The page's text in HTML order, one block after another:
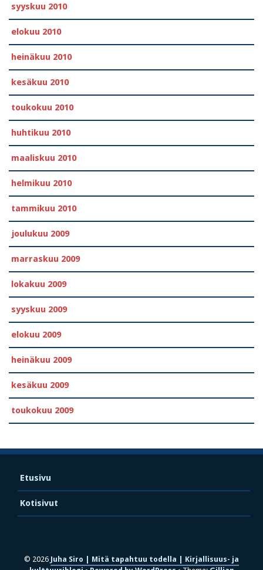
syyskuu 2010
elokuu 2010
heinäkuu 2010
kesäkuu 2010
toukokuu 2010
huhtikuu 2010
maaliskuu 2010
helmikuu 2010
tammikuu 2010
joulukuu 2009
marraskuu 2009
lokakuu 2009
syyskuu 2009
elokuu 2009
heinäkuu 2009
kesäkuu 2009
toukokuu 2009
Etusivu
Kotisivut
© 2026 Juha Siro | Mitä tapahtuu todella | Kirjallisuus- ja